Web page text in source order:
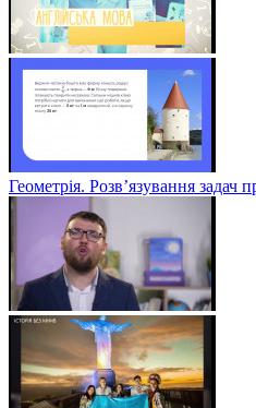
Геометрія. Розв’язування задач